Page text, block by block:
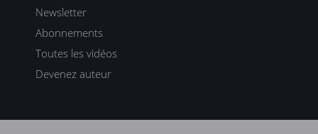
Newsletter
Abonnements
Toutes les vidéos
Devenez auteur